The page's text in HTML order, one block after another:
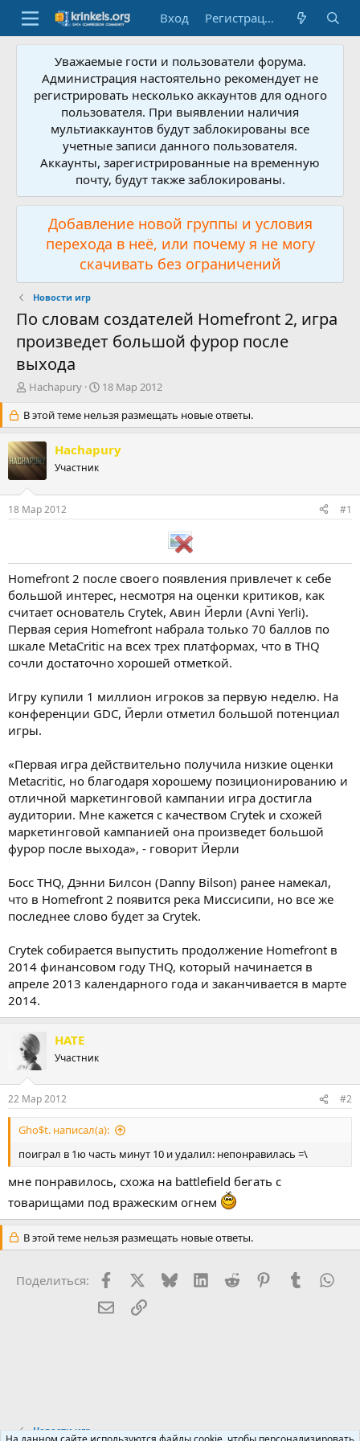
Вход Регистрация
Уважаемые гости и пользователи форума.
Администрация настоятельно рекомендует не
регистрировать несколько аккаунтов для одного
пользователя. При выявлении наличия
мультиаккаунтов будут заблокированы все
учетные записи данного пользователя.
Аккаунты, зарегистрированные на временную
почту, будут также заблокированы.
Добавление новой группы и условия
перехода в неё, или почему я не могу
скачивать без ограничений
Новости игр
По словам создателей Homefront 2, игра
произведет большой фурор после
выхода
А
т
о
р
т
е
м
Hachapury
Д
т
а
а
а
18 Мар 2012
В этой теме нельзя размещать новые ответы.
Hachapury
Участник
18 Мар 2012 #1
Homefront 2 после своего появления привлечет к себе
большой интерес, несмотря на оценки критиков, как
считает основатель Crytek, Авин Йерли (Avni Yerli).
Первая серия Homefront набрала только 70 баллов по
шкале MetaCritic на всех трех платформах, что в THQ
сочли достаточно хорошей отметкой.
Игру купили 1 миллион игроков за первую неделю. На
конференции GDC, Йерли отметил большой потенциал
игры.
«Первая игра действительно получила низкие оценки
Metacritic, но благодаря хорошему позиционированию и
отличной маркетинговой кампании игра достигла
аудитории. Мне кажется с качеством Crytek и схожей
маркетинговой кампанией она произведет большой
фурор после выхода», - говорит Йерли
Босс THQ, Дэнни Билсон (Danny Bilson) ранее намекал,
что в Homefront 2 появится река Миссисипи, но все же
последнее слово будет за Crytek.
Crytek собирается выпустить продолжение Homefront в
2014 финансовом году THQ, который начинается в
апреле 2013 календарного года и заканчивается в марте
2014.
HATE
Участник
22 Мар 2012 #2
Gho$t. написал(а):
поиграл в 1ю часть минут 10 и удалил: непонравилась =\
мне понравилось, схожа на battlefield бегать с
товарищами под вражеским огнем
В этой теме нельзя размещать новые ответы.
Поделиться: FacebookX (Twitter)
BlueskyLinkedInReddit PinterestTumblr
Электронная почта
Ссылка
Новости игр